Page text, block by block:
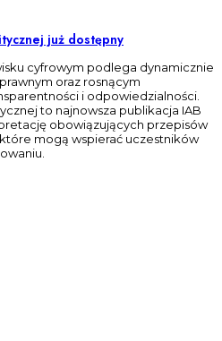
już dostępny
cyfrowym podlega dynamicznie
oraz rosnącym
i odpowiedzialności.
to najnowsza publikacja IAB
obowiązujących przepisów
mogą wspierać uczestników